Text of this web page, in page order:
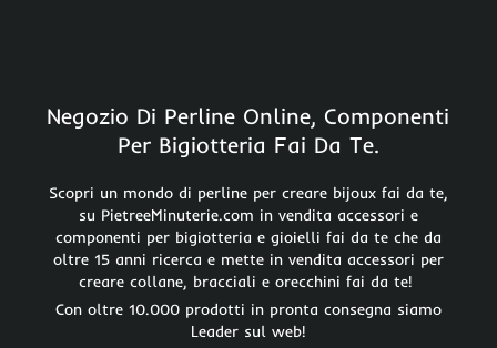
Negozio Di Perline Online, Componenti
Per Bigiotteria Fai Da Te.
Scopri un mondo di perline per creare bijoux fai da te,
su PietreeMinuterie.com in vendita accessori e
componenti per bigiotteria e gioielli fai da te che da
oltre 15 anni ricerca e mette in vendita accessori per
creare collane, bracciali e orecchini fai da te!
Con oltre 10.000 prodotti in pronta consegna siamo
Leader sul web!